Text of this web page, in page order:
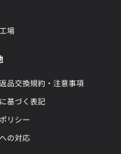
場
品交換規約・注意事項
基づく表記
リシー
の対応